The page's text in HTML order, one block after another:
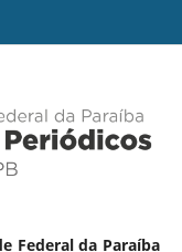
Federal da Paraíba